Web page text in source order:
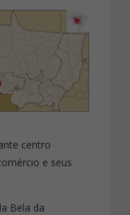
centro
e seus
Bela da